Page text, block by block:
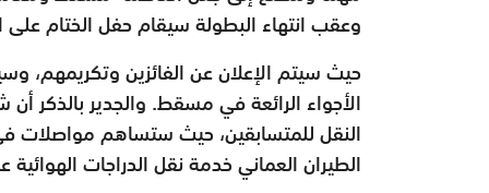
وعقب انتهاء البطولة سيقام حفل الختام
حيث سيتم الإعلان عن الفائزين وتكريمهم،
الأجواء الرائعة في مسقط. والجدير بالذكر
النقل للمتسابقين، حيث ستساهم مواصلات
الطيران العماني خدمة نقل الدراجات